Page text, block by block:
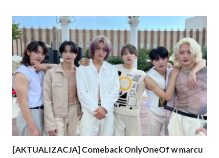
[AKTUALIZACJA] Comeback OnlyOneOf w marcu